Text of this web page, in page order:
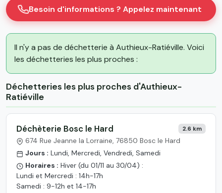
Besoin d'informations ? Appelez maintenant
Il n'y a pas de déchetterie à Authieux-Ratiéville. Voici
les déchetteries les plus proches :
Déchetteries les plus proches d'Authieux-
Ratiéville
Déchèterie Bosc le Hard 2.6 km
674 Rue Jeanne la Lorraine, 76850 Bosc le Hard
Jours : Lundi, Mercredi, Vendredi, Samedi
Horaires : Hiver (du 01/11 au 30/04) :
Lundi et Mercredi : 14h-17h
Samedi : 9-12h et 14-17h